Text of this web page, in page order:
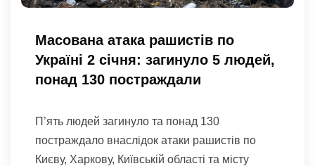
Масована атака рашистів по
Україні 2 січня: загинуло 5 людей,
понад 130 постраждали
П’ять людей загинуло та понад 130
постраждало внаслідок атаки рашистів по
Києву, Харкову, Київській області та місту